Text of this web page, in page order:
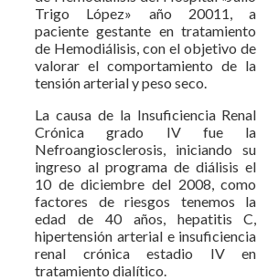
Trigo López» año 20011, a
paciente gestante en tratamiento
de Hemodiálisis, con el objetivo de
valorar el comportamiento de la
tensión arterial y peso seco.
La causa de la Insuficiencia Renal
Crónica grado IV fue la
Nefroangiosclerosis, iniciando su
ingreso al programa de diálisis el
10 de diciembre del 2008, como
factores de riesgos tenemos la
edad de 40 años, hepatitis C,
hipertensión arterial e insuficiencia
renal crónica estadio IV en
tratamiento dialítico.